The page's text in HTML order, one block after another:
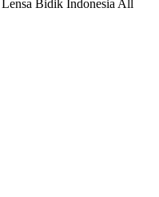
Bidik Indonesia All